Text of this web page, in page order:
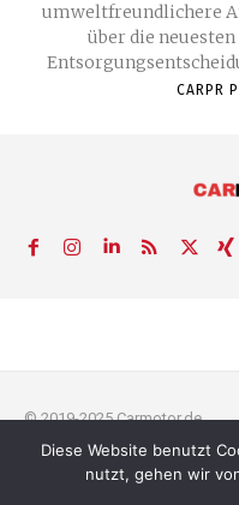
umweltfreundlichere
über die
CARPR
© 2019-2025 Carmotor.de
AGB
Diese Website benutzt
nutzt, gehen wir